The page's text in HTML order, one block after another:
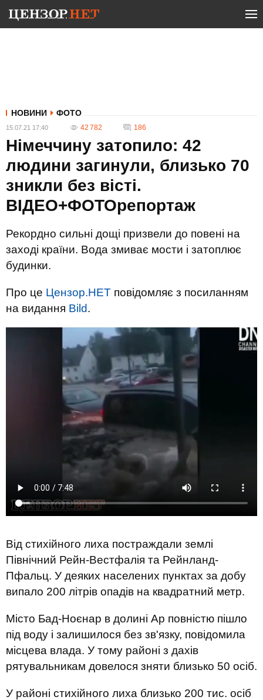
НОВИНИ ФОТО
15.07.21 17:40 42 782 186
Німеччину затопило: 42
людини загинули, близько 70
зникли без вісті.
ВІДЕО+ФОТОрепортаж
Рекордно сильні дощі призвели до повені на
заході країни. Вода змиває мости і затоплює
будинки.
Про це Цензор.НЕТ повідомляє з посиланням
на видання Bild.
Від стихійного лиха постраждали землі
Північний Рейн-Вестфалія та Рейнланд-
Пфальц. У деяких населених пунктах за добу
випало 200 літрів опадів на квадратний метр.
Місто Бад-Ноєнар в долині Ар повністю пішло
під воду і залишилося без зв'язку, повідомила
місцева влада. У тому районі з дахів
рятувальникам довелося зняти близько 50 осіб.
У районі стихійного лиха близько 200 тис. осіб